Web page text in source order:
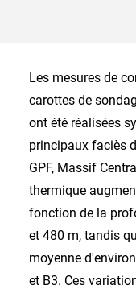
Les mesures de
carottes de
ont été réalisées
principaux faciès
GPF, Massif
thermique
fonction de la
et 480 m, tandis
moyenne
et B3. Ces